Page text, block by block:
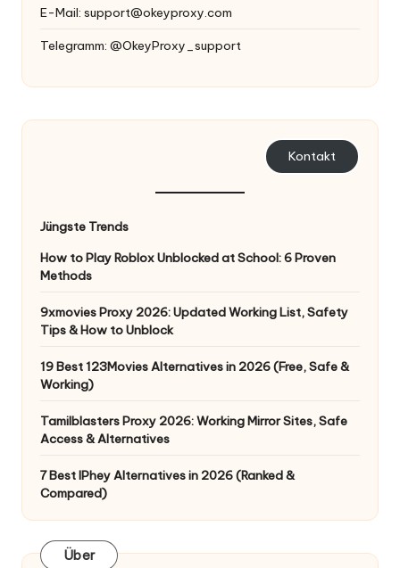
E-Mail: support@okeyproxy.com
Telegramm: @OkeyProxy_support
Kontakt
Jüngste Trends
How to Play Roblox Unblocked at School: 6 Proven
Methods
9xmovies Proxy 2026: Updated Working List, Safety
Tips & How to Unblock
19 Best 123Movies Alternatives in 2026 (Free, Safe &
Working)
Tamilblasters Proxy 2026: Working Mirror Sites, Safe
Access & Alternatives
7 Best IPhey Alternatives in 2026 (Ranked &
Compared)
Über